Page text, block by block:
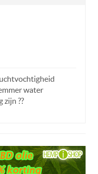
water
zijn ??